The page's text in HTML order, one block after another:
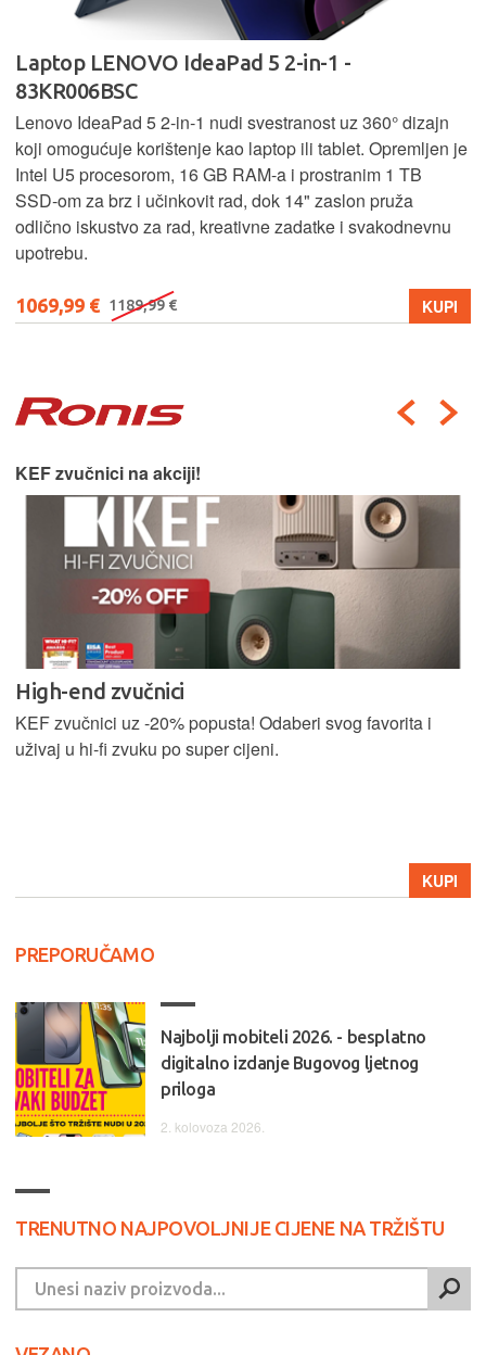
Laptop LENOVO IdeaPad 5 2-in-1 -
83KR006BSC
Lenovo IdeaPad 5 2‑in‑1 nudi svestranost uz 360° dizajn
koji omogućuje korištenje kao laptop ili tablet. Opremljen je
Intel U5 procesorom, 16 GB RAM-a i prostranim 1 TB
SSD‑om za brz i učinkovit rad, dok 14" zaslon pruža
odlično iskustvo za rad, kreativne zadatke i svakodnevnu
upotrebu.
1069,99 € 1189,99 € KUPI
KEF zvučnici na akciji!
High-end zvučnici
KEF zvučnici uz -20% popusta! Odaberi svog favorita i
uživaj u hi-fi zvuku po super cijeni.
KUPI
PREPORUČAMO
Najbolji mobiteli 2026. - besplatno
digitalno izdanje Bugovog ljetnog
priloga
2. kolovoza 2026.
TRENUTNO NAJPOVOLJNIJE CIJENE NA TRŽIŠTU